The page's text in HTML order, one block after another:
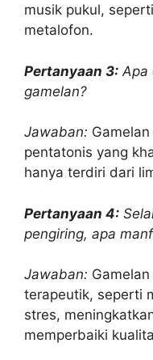
musik pukul,
metalofon.
Pertanyaan 3: Apa
gamelan?
Jawaban:
pentatonis yang
hanya terdiri dari
Pertanyaan 4:
pengiring, apa
Jawaban:
terapeutik, seperti
stres,
memperbaiki